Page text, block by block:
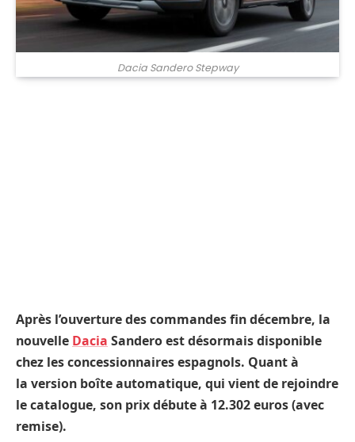
Dacia Sandero Stepway
Après l’ouverture des commandes fin décembre, la
nouvelle Dacia Sandero est désormais disponible
chez les concessionnaires espagnols. Quant à
la version boîte automatique, qui vient de rejoindre
le catalogue, son prix débute à 12.302 euros (avec
remise).